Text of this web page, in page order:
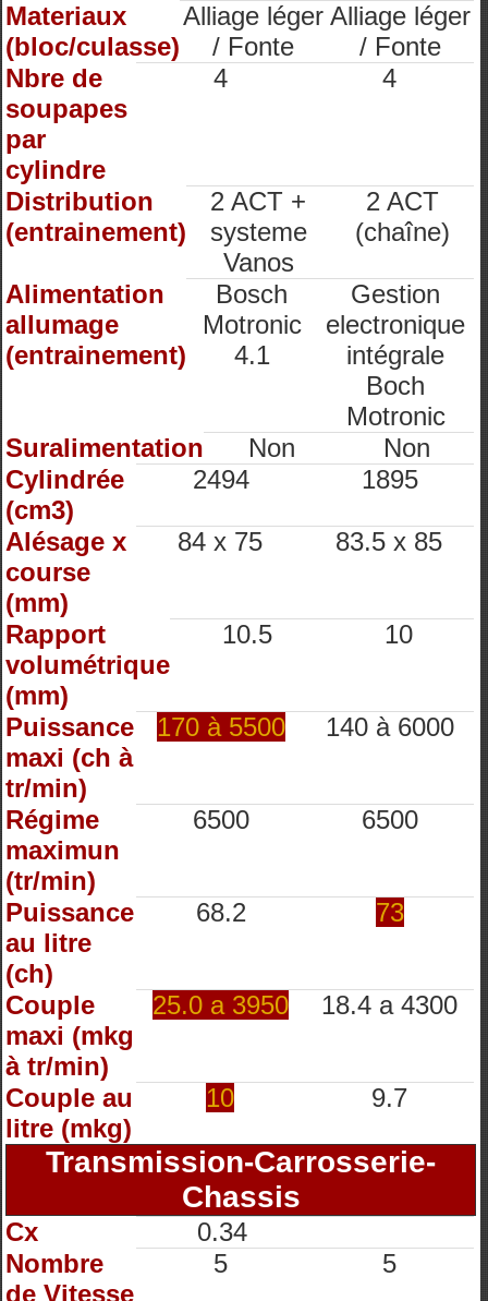
Materiaux
(bloc/culasse)
Alliage léger
/ Fonte
Alliage léger
/ Fonte
Nbre de
soupapes
par
cylindre
4 4
Distribution
(entrainement)
2 ACT +
systeme
Vanos
2 ACT
(chaîne)
Alimentation
allumage
(entrainement)
Bosch
Motronic
4.1
Gestion
electronique
intégrale
Boch
Motronic
Suralimentation
Non
Non
Cylindrée
(cm3)
2494 1895
Alésage x
course
(mm)
84 x 75 83.5 x 85
Rapport
volumétrique
(mm)
10.5 10
Puissance
maxi (ch à
tr/min)
170 à 5500 140 à 6000
Régime
maximun
(tr/min)
6500 6500
Puissance
au litre
(ch)
68.2 73
Couple
maxi (mkg
à tr/min)
25.0 a 3950 18.4 a 4300
Couple au
litre (mkg)
10 9.7
Transmission-Carrosserie-
Chassis
Cx
0.34
Nombre
de Vitesse
5 5